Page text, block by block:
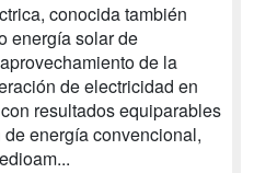
conocida también
energía solar de
de la
de electricidad en
resultados equiparables
energía convencional,